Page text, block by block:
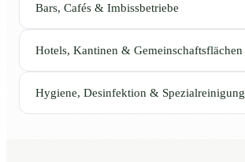
Bars, Cafés & Imbissbetriebe
Hotels, Kantinen & Gemeinschaftsflächen
Hygiene, Desinfektion & Spezialreinigung